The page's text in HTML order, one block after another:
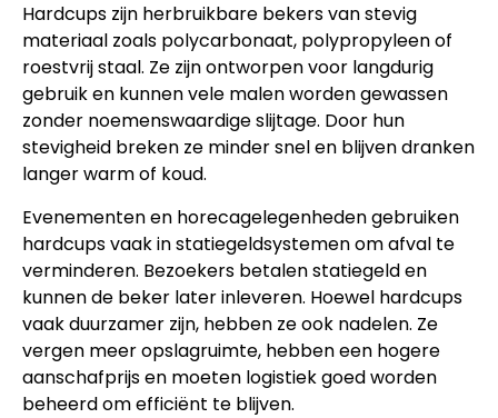
Hardcups zijn herbruikbare bekers van stevig
materiaal zoals polycarbonaat, polypropyleen of
roestvrij staal. Ze zijn ontworpen voor langdurig
gebruik en kunnen vele malen worden gewassen
zonder noemenswaardige slijtage. Door hun
stevigheid breken ze minder snel en blijven dranken
langer warm of koud.
Evenementen en horecagelegenheden gebruiken
hardcups vaak in statiegeldsystemen om afval te
verminderen. Bezoekers betalen statiegeld en
kunnen de beker later inleveren. Hoewel hardcups
vaak duurzamer zijn, hebben ze ook nadelen. Ze
vergen meer opslagruimte, hebben een hogere
aanschafprijs en moeten logistiek goed worden
beheerd om efficiënt te blijven.